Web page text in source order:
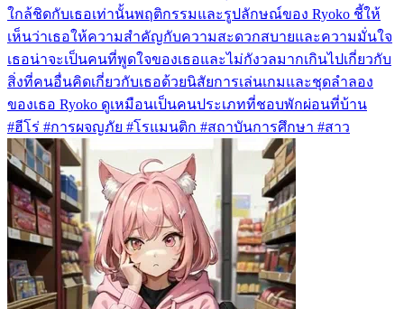
ใกล้ชิดกับเธอเท่านั้นพฤติกรรมและรูปลักษณ์ของ Ryoko ชี้ให้
เห็นว่าเธอให้ความสำคัญกับความสะดวกสบายและความมั่นใจ
เธอน่าจะเป็นคนที่พูดใจของเธอและไม่กังวลมากเกินไปเกี่ยวกับ
สิ่งที่คนอื่นคิดเกี่ยวกับเธอด้วยนิสัยการเล่นเกมและชุดลำลอง
ของเธอ Ryoko ดูเหมือนเป็นคนประเภทที่ชอบพักผ่อนที่บ้าน
#ฮีโร่ #การผจญภัย #โรแมนติก #สถาบันการศึกษา #สาว